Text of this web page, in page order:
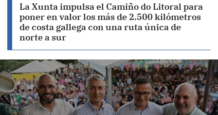
La Xunta impulsa el Camiño do Litoral para
poner en valor los más de 2.500 kilómetros
de costa gallega con una ruta única de
norte a sur